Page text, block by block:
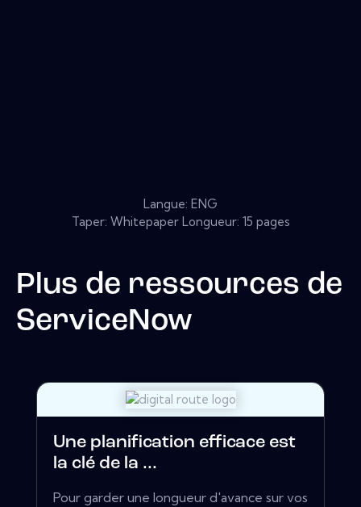
Langue: ENG
Taper: Whitepaper Longueur: 15 pages
Plus de ressources de
ServiceNow
Une planification efficace est
la clé de la ...
Pour garder une longueur d'avance sur vos